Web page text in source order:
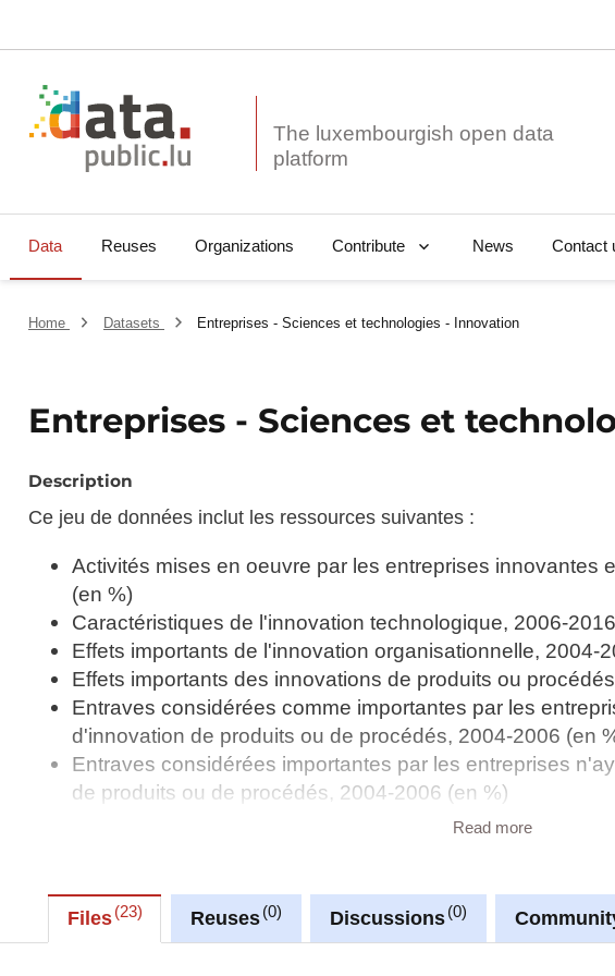
The luxembourgish open data
Data Reuses Organizations Contribute News Contact
Home Datasets Entreprises - Sciences et technologies - Innovation
Entreprises - Sciences et
Description
Ce jeu de données inclut les ressources suivantes :
Activités mises en oeuvre par les entreprises innovantes
(en %)
Caractéristiques de l'innovation technologique, 2006-
Effets importants de l'innovation organisationnelle, 2004-
Effets importants des innovations de produits ou
Entraves considérées comme importantes par les
d'innovation de produits ou de procédés, 2004-2006 (en
Entraves considérées importantes par les entreprises
de produits ou de procédés, 2004-2006 (en %)
Entreprises innovantes au Luxembourg sur la période,
Entreprises innovantes en matière d'organisation, par
Entreprises innovantes en matière d'organisation, par
Read more
Files 23 Reuses 0 Discussions 0